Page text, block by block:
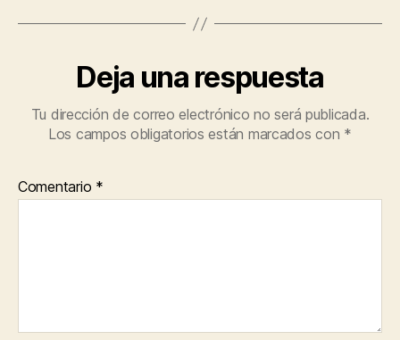
Deja una respuesta
Tu dirección de correo electrónico no será publicada.
Los campos obligatorios están marcados con *
Comentario *